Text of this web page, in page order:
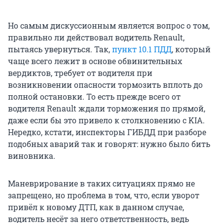
Но самым дискуссионным является вопрос о том,
правильно ли действовал водитель Renault,
пытаясь увернуться. Так,пункт 10.1 ПДД, который
чаще всего лежит в основе обвинительных
вердиктов, требует от водителя при
возникновении опасности тормозить вплоть до
полной остановки. То есть прежде всего от
водителя Renault ждали торможения по прямой,
даже если бы это привело к столкновению с KIA.
Нередко, кстати, инспекторы ГИБДД при разборе
подобных аварий так и говорят: нужно было бить
виновника.
Маневрирование в таких ситуациях прямо не
запрещено, но проблема в том, что, если уворот
привёл к новому ДТП, как в данном случае,
водитель несёт за него ответственность, ведь